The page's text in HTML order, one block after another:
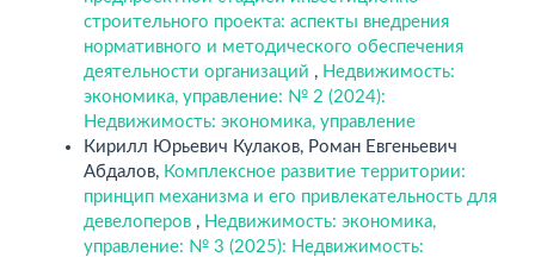
строительного проекта: аспекты внедрения
нормативного и методического обеспечения
деятельности организаций , Недвижимость:
экономика, управление: № 2 (2024):
Недвижимость: экономика, управление
Кирилл Юрьевич Кулаков, Роман Евгеньевич
Абдалов, Комплексное развитие территории:
принцип механизма и его привлекательность для
девелоперов , Недвижимость: экономика,
управление: № 3 (2025): Недвижимость: